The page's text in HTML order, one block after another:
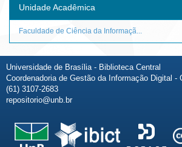
Unidade Acadêmica
Faculdade de Ciência da Informaçã...
Universidade de Brasília - Biblioteca Central
Coordenadoria de Gestão da Informação Digital -
(61) 3107-2683
repositorio@unb.br